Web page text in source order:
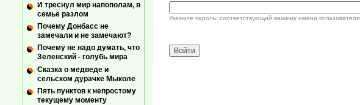
Укажите пароль, соответствующий вашему имени пользователя.
И треснул мир напополам, в
семье разлом
Почему Донбасс не
замечали и не замечают?
Почему не надо думать, что
Зеленский - голубь мира
Сказка о медведе и
сельском дурачке Мыколе
Пять пунктов к непростому
текущему моменту